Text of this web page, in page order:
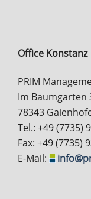
Office Konstanz
PRIM
Im Baumgarten
78343
Tel.: +49 (7735)
Fax: +49 (7735)
E-Mail: